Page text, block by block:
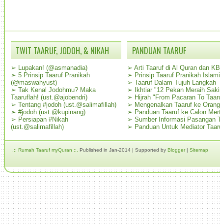
TWIT TAARUF, JODOH, & NIKAH
➢ Lupakan! (@asmanadia)
➢ 5 Prinsip Taaruf Pranikah
(@maswahyust)
➢ Tak Kenal Jodohmu? Maka
Taaruflah! (ust.@ajobendri)
➢ Tentang #jodoh (ust.@salimafillah)
➢ #jodoh (ust.@kupinang)
➢ Persiapan #Nikah
(ust.@salimafillah)
PANDUAN TAARUF
➢ Arti Taaruf di Al Quran dan
➢ Prinsip Taaruf Pranikah Islami
➢ Taaruf Dalam Tujuh Langkah
➢
Ikhtiar "12 Pekan Meraih
➢ Hijrah "From Pacaran To
➢ Mengenalkan Taaruf ke
➢ Panduan Taaruf ke Calon
➢ Sumber Informasi Pasangan
➢ Panduan Untuk Mediator
.:: Rumah Taaruf myQuran ::. Published in Jan-2014 | Supported by Blogger| Sitemap